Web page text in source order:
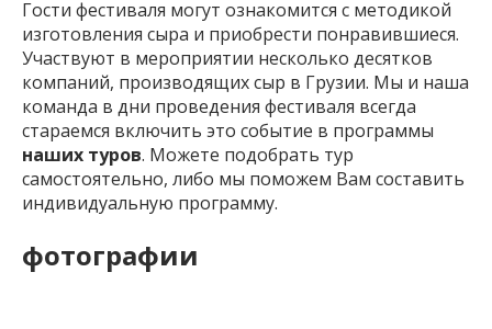
Гости фестиваля могут ознакомится с методикой
изготовления сыра и приобрести понравившиеся.
Участвуют в мероприятии несколько десятков
компаний, производящих сыр в Грузии. Мы и наша
команда в дни проведения фестиваля всегда
стараемся включить это событие в программы
наших туров. Можете подобрать тур
самостоятельно, либо мы поможем Вам составить
индивидуальную программу.
фотографии